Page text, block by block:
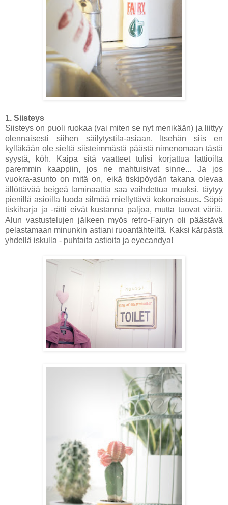
1. Siisteys
Siisteys on puoli ruokaa (vai miten se nyt menikään) ja liittyy
olennaisesti siihen säilytystila-asiaan. Itsehän siis en
kylläkään ole sieltä siisteimmästä päästä nimenomaan tästä
syystä, köh. Kaipa sitä vaatteet tulisi korjattua lattioilta
paremmin kaappiin, jos ne mahtuisivat sinne... Ja jos
vuokra-asunto on mitä on, eikä tiskipöydän takana olevaa
ällöttävää beigeä laminaattia saa vaihdettua muuksi, täytyy
pienillä asioilla luoda silmää miellyttävä kokonaisuus. Söpö
tiskiharja ja -rätti eivät kustanna paljoa, mutta tuovat väriä.
Alun vastustelujen jälkeen myös retro-Fairyn oli päästävä
pelastamaan minunkin astiani ruoantähteiltä. Kaksi kärpästä
yhdellä iskulla - puhtaita astioita ja eyecandya!